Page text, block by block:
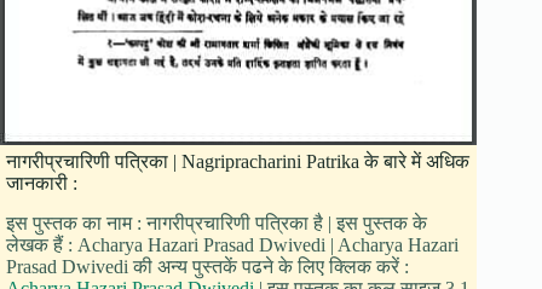
नागरीप्रचारिणी पत्रिका | Nagripracharini Patrika के बारे में अधिक
जानकारी :
इस पुस्तक का नाम : नागरीप्रचारिणी पत्रिका है | इस पुस्तक के
लेखक हैं : Acharya Hazari Prasad Dwivedi | Acharya Hazari
Prasad Dwivedi की अन्य पुस्तकें पढने के लिए क्लिक करें :